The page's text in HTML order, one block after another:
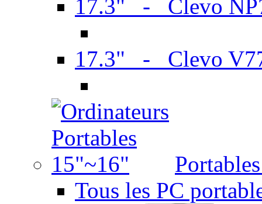
17.3" - Clevo
17.3" - Clevo
Tous les PC